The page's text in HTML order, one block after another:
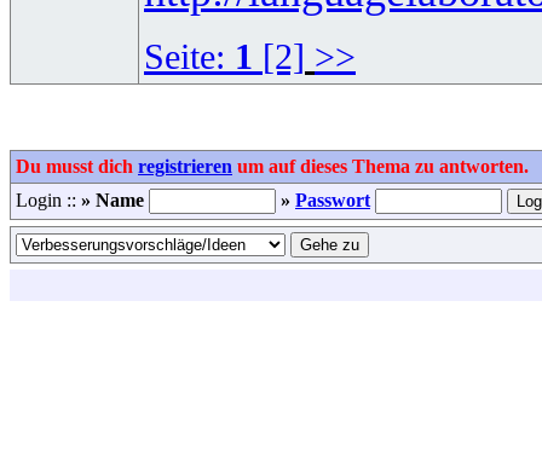
Seite: 1 [2] >>
Du musst dich registrieren um auf dieses Thema zu antworten.
Login :: » Name » Passwort